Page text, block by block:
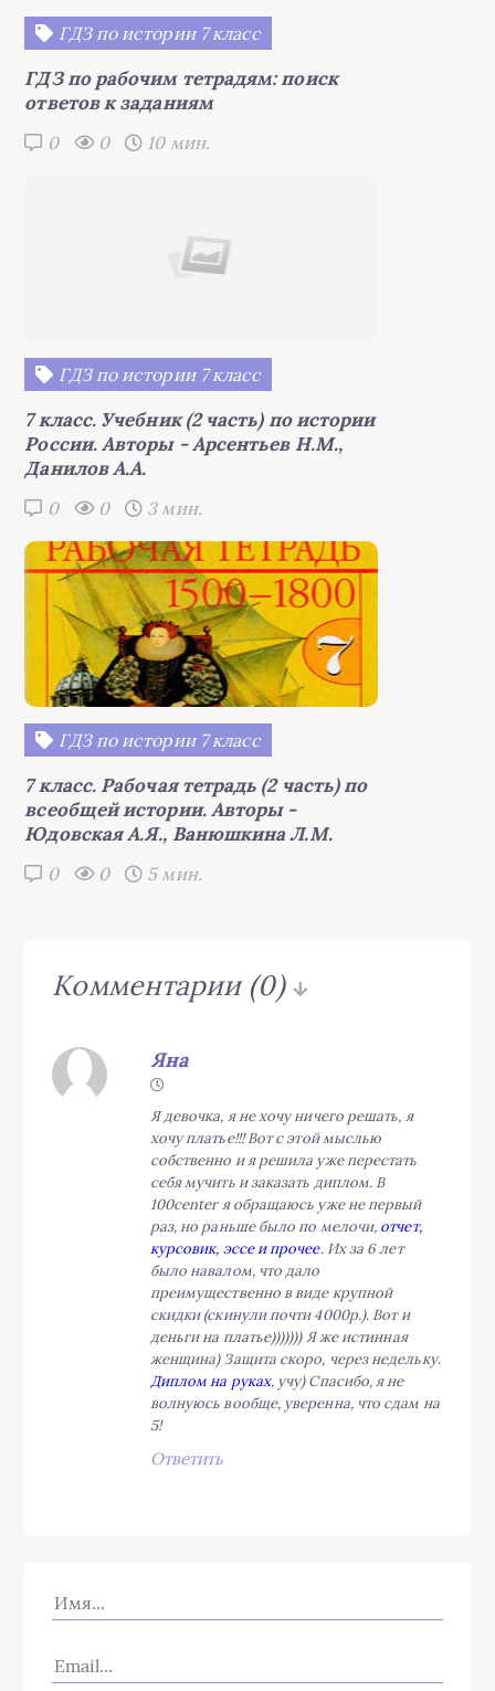
ГДЗ по истории 7 класс
ГДЗ по рабочим тетрадям: поиск
ответов к заданиям
0 0 10 мин.
ГДЗ по истории 7 класс
7 класс. Учебник (2 часть) по истории
России. Авторы - Арсентьев Н.М.,
Данилов А.А.
0 0 3 мин.
ГДЗ по истории 7 класс
7 класс. Рабочая тетрадь (2 часть) по
всеобщей истории. Авторы -
Юдовская А.Я., Ванюшкина Л.М.
0 0 5 мин.
Комментарии (0)
Яна
Я девочка, я не хочу ничего решать, я
хочу платье!!! Вот с этой мыслью
собственно и я решила уже перестать
себя мучить и заказать диплом. В
100center я обращаюсь уже не первый
раз, но раньше было по мелочи, отчет,
курсовик, эссе и прочее. Их за 6 лет
было навалом, что дало
преимущественно в виде крупной
скидки (скинули почти 4000р.). Вот и
деньги на платье))))))) Я же истинная
женщина) Защита скоро, через недельку.
Диплом на руках, учу) Спасибо, я не
волнуюсь вообще, уверенна, что сдам на
5!
Ответить